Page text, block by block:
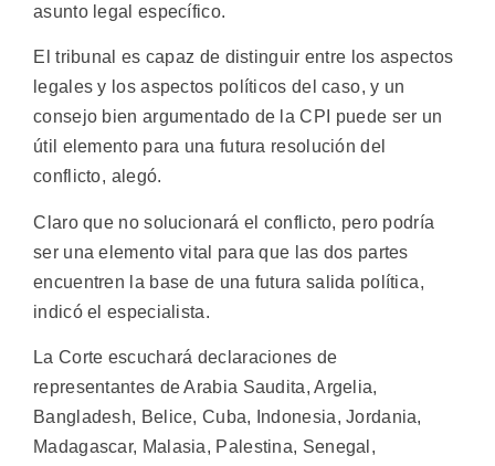
asunto legal específico.
El tribunal es capaz de distinguir entre los aspectos
legales y los aspectos políticos del caso, y un
consejo bien argumentado de la CPI puede ser un
útil elemento para una futura resolución del
conflicto, alegó.
Claro que no solucionará el conflicto, pero podría
ser una elemento vital para que las dos partes
encuentren la base de una futura salida política,
indicó el especialista.
La Corte escuchará declaraciones de
representantes de Arabia Saudita, Argelia,
Bangladesh, Belice, Cuba, Indonesia, Jordania,
Madagascar, Malasia, Palestina, Senegal,